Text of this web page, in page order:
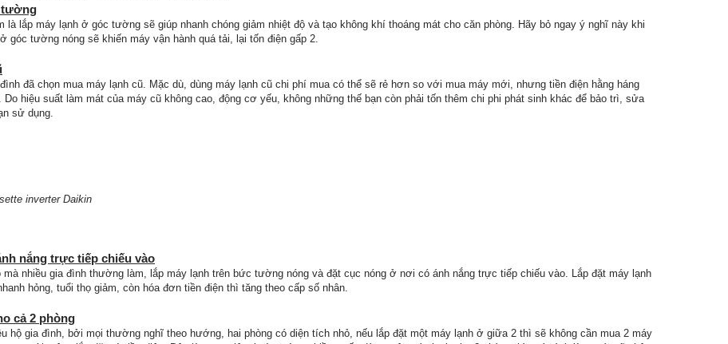
tường
là lắp máy lạnh ở góc tường sẽ giúp nhanh chóng giảm nhiệt độ và tạo không khí thoáng mát cho căn phòng. Hãy bỏ ngay ý nghĩ này khi
ở góc tường nóng sẽ khiến máy vận hành quá tải, lại tốn điện gấp 2.
đã chọn mua máy lạnh cũ. Mặc dù, dùng máy lạnh cũ chi phí mua có thể sẽ rẻ hơn so với mua máy mới, nhưng tiền điện hằng háng
Do hiệu suất làm mát của máy cũ không cao, động cơ yếu, không những thế bạn còn phải tốn thêm chi phi phát sinh khác để bảo trì, sửa
sử dụng.
inverter Daikin
nắng trực tiếp chiếu vào
mà nhiều gia đình thường làm, lắp máy lạnh trên bức tường nóng và đặt cục nóng ở nơi có ánh nắng trực tiếp chiếu vào. Lắp đặt máy lạnh
hỏng, tuổi thọ giảm, còn hóa đơn tiền điện thì tăng theo cấp số nhân.
cả 2 phòng
hộ gia đình, bởi mọi thường nghĩ theo hướng, hai phòng có diện tích nhỏ, nếu lắp đặt một máy lạnh ở giữa 2 thì sẽ không cần mua 2 máy